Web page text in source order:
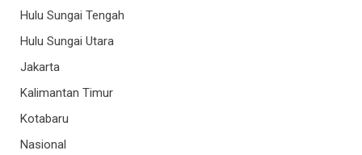
Hulu Sungai Tengah
Hulu Sungai Utara
Jakarta
Kalimantan Timur
Kotabaru
Nasional